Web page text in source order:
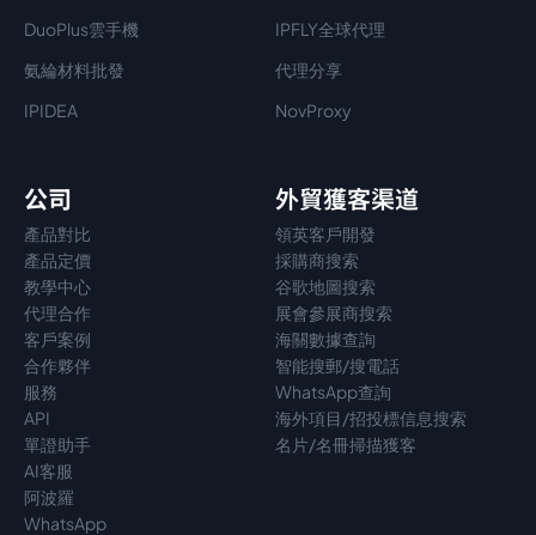
DuoPlus雲手機
IPFLY全球代理
氨綸材料批發
代理分享
IPIDEA
NovProxy
公司
產品對比
產品定價
教學中心
代理合作
客戶案例
合作夥伴
服務
API
單證助手
AI客服
阿波羅
WhatsApp
外貿獲客渠道
領英客戶開發
採購商搜索
谷歌地圖搜索
展會參展商搜索
海關數據查詢
智能搜郵/搜電話
WhatsApp查詢
海外項目/招投標信息搜索
名片/名冊掃描獲客